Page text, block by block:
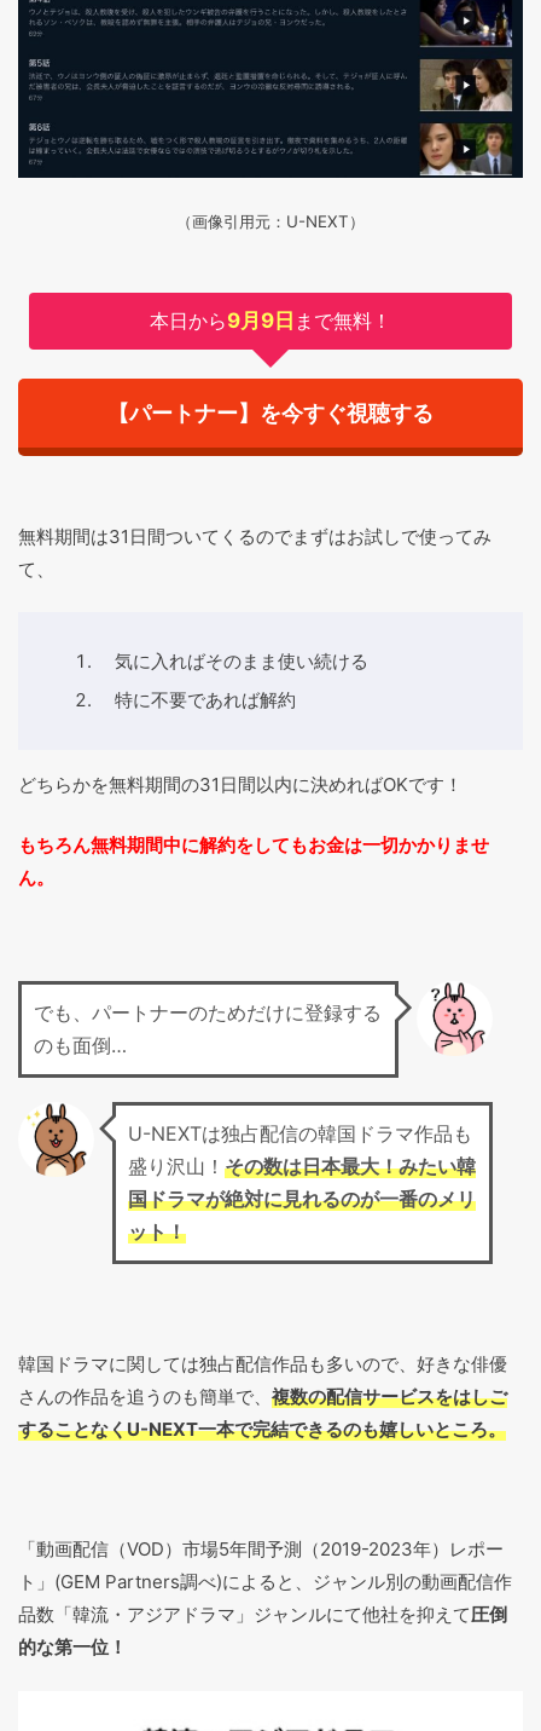
（画像引用元：U-NEXT）
本日から9月9日 まで無料！
【パートナー】を今すぐ視聴する
無料期間は31日間ついてくるのでまずはお試しで使ってみ
て、
気に入ればそのまま使い続ける
特に不要であれば解約
どちらかを無料期間の31日間以内に決めればOKです！
もちろん無料期間中に解約をしてもお金は一切かかりませ
ん。
でも、パートナーのためだけに登録する
のも面倒…
U-NEXTは独占配信の韓国ドラマ作品も
盛り沢山！ その数は日本最大！みたい韓
国ドラマが絶対に見れるのが一番のメリ
ット！
韓国ドラマに関しては独占配信作品も多いので、好きな俳優
さんの作品を追うのも簡単で、 複数の配信サービスをはしご
することなくU-NEXT一本で完結できるのも嬉しいところ。
「動画配信（VOD）市場5年間予測（2019-2023年）レポー
ト」(GEM Partners調べ)によると、ジャンル別の動画配信作
品数「韓流・アジアドラマ」ジャンルにて他社を抑えて圧倒
的な第一位！